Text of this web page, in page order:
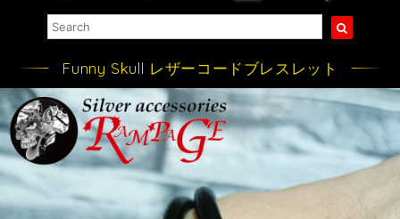
Funny Skull レザーコードブレスレット